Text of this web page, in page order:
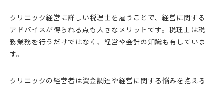
クリニック経営に詳しい税理士を雇うことで、経営に関する
アドバイスが得られる点も大きなメリットです。税理士は税
務業務を行うだけではなく、経営や会計の知識も有していま
す。
クリニックの経営者は資金調達や経営に関する悩みを抱える